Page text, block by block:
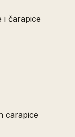
i čarapice
carapice